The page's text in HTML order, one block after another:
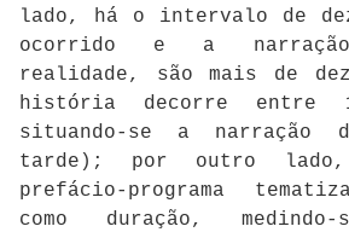
lado, há o intervalo de
ocorrido e a
realidade, são mais de
história decorre entre
situando-se a narração
tarde); por outro lado,
prefácio-programa
como duração,